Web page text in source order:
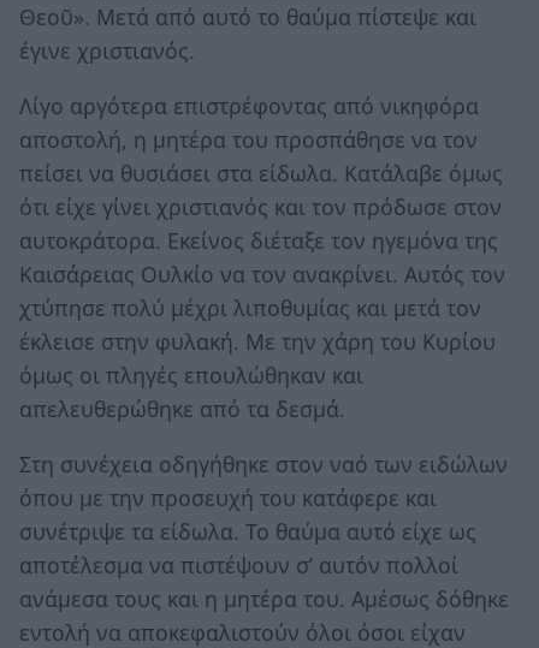
Θεοῦ». Μετά από αυτό το θαύμα πίστεψε και
έγινε χριστιανός.
Λίγο αργότερα επιστρέφοντας από νικηφόρα
αποστολή, η μητέρα του προσπάθησε να τον
πείσει να θυσιάσει στα είδωλα. Κατάλαβε όμως
ότι είχε γίνει χριστιανός και τον πρόδωσε στον
αυτοκράτορα. Εκείνος διέταξε τον ηγεμόνα της
Καισάρειας Ουλκίο να τον ανακρίνει. Αυτός τον
χτύπησε πολύ μέχρι λιποθυμίας και μετά τον
έκλεισε στην φυλακή. Με την χάρη του Κυρίου
όμως οι πληγές επουλώθηκαν και
απελευθερώθηκε από τα δεσμά.
Στη συνέχεια οδηγήθηκε στον ναό των ειδώλων
όπου με την προσευχή του κατάφερε και
συνέτριψε τα είδωλα. Το θαύμα αυτό είχε ως
αποτέλεσμα να πιστέψουν σ’ αυτόν πολλοί
ανάμεσα τους και η μητέρα του. Αμέσως δόθηκε
εντολή να αποκεφαλιστούν όλοι όσοι είχαν